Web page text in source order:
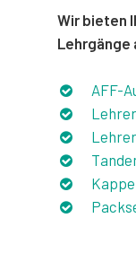
Wir bieten
Lehrgänge
AFF-